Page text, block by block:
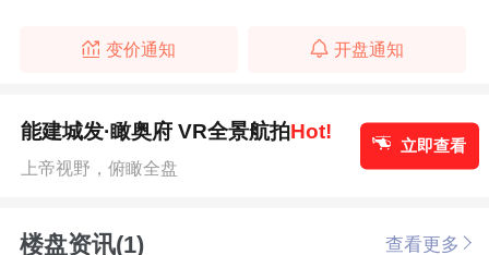
变价通知 开盘通知
能建城发·瞰奥府 VR全景航拍Hot!
上帝视野，俯瞰全盘
立即查看
楼盘资讯(1) 查看更多